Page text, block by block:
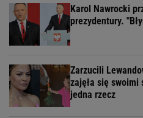
Karol Nawrocki
prezydentury.
Zarzucili
zajęła się
jedna rzecz